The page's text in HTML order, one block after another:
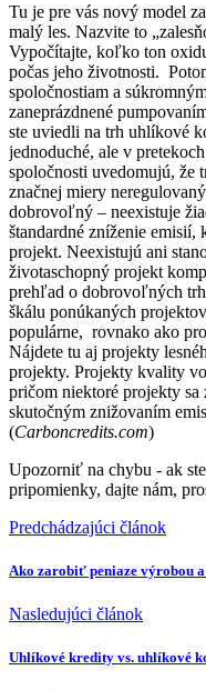
Tu je pre vás nový model
malý les. Nazvite to
Vypočítajte, koľko ton
počas jeho životnosti.
spoločnostiam a
zaneprázdnené
ste uviedli na trh uhlíkové
jednoduché, ale v
spoločnosti uvedomujú, že
značnej miery
dobrovoľný – neexistuje
štandardné zníženie
projekt. Neexistujú ani
životaschopný projekt
prehľad o dobrovoľných
škálu ponúkaných
populárne, rovnako ako
Nájdete tu aj projekty
projekty. Projekty kvality
pričom niektoré projekty sa
skutočným znižovaním
(Carboncredits.com)
Upozorniť na chybu - ak
pripomienky, dajte nám,
Predchádzajúci článok
Ako zarobiť peniaze výrobou
Nasledujúci článok
Uhlíkové kredity vs. uhlíkové